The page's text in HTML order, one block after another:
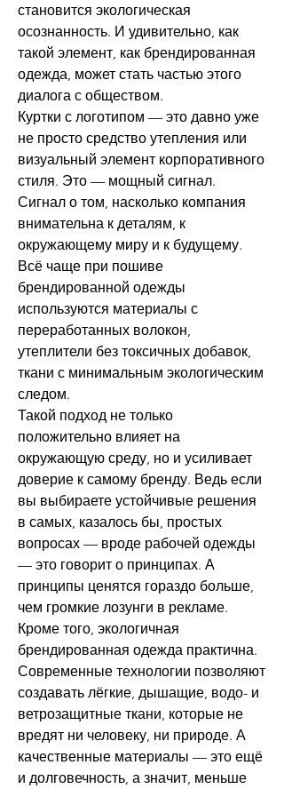
становится экологическая
осознанность. И удивительно, как
такой элемент, как брендированная
одежда, может стать частью этого
диалога с обществом.
Куртки с логотипом — это давно уже
не просто средство утепления или
визуальный элемент корпоративного
стиля. Это — мощный сигнал.
Сигнал о том, насколько компания
внимательна к деталям, к
окружающему миру и к будущему.
Всё чаще при пошиве
брендированной одежды
используются материалы с
переработанных волокон,
утеплители без токсичных добавок,
ткани с минимальным экологическим
следом.
Такой подход не только
положительно влияет на
окружающую среду, но и усиливает
доверие к самому бренду. Ведь если
вы выбираете устойчивые решения
в самых, казалось бы, простых
вопросах — вроде рабочей одежды
— это говорит о принципах. А
принципы ценятся гораздо больше,
чем громкие лозунги в рекламе.
Кроме того, экологичная
брендированная одежда практична.
Современные технологии позволяют
создавать лёгкие, дышащие, водо- и
ветрозащитные ткани, которые не
вредят ни человеку, ни природе. А
качественные материалы — это ещё
и долговечность, а значит, меньше